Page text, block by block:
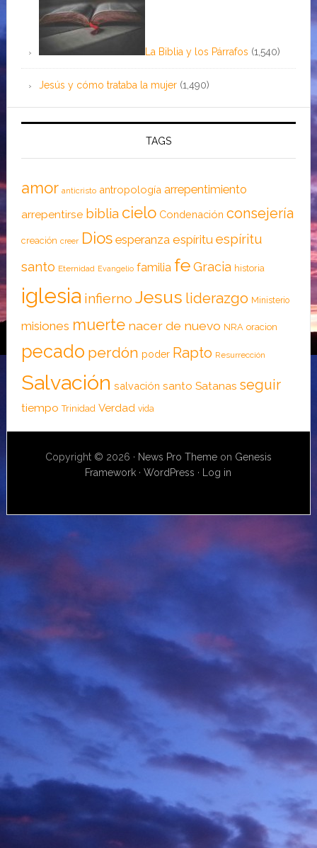
La Biblia y los Párrafos (1,540)
Jesús y cómo trataba la mujer (1,490)
TAGS
amor anticristo antropología arrepentimiento
arrepentirse biblia cielo Condenación consejería
creación creer Dios esperanza espíritu espíritu
santo Eternidad Evangelio familia feGracia historia
iglesia infierno Jesus liderazgo Ministerio
misiones muerte nacer de nuevo NRA oracion
pecado perdón poder Rapto Resurrección
Salvación salvación santo Satanas seguir
tiempo Trinidad Verdad vida
Copyright © 2026 · News Pro Themeon Genesis
Framework ·WordPress · Log in